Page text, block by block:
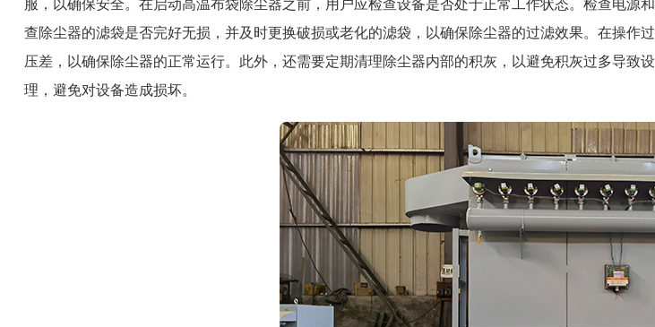
查除尘器的滤袋是否完好无损，并及时更换破损或老化的滤袋，以确保除尘器的过滤效果。在操
压差，以确保除尘器的正常运行。此外，还需要定期清理除尘器内部的积灰，以避免积灰过多导
理，避免对设备造成损坏。